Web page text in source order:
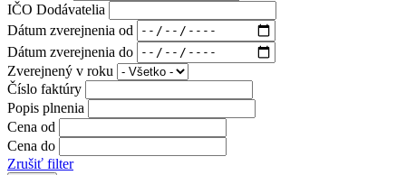
IČO Dodávatelia
Dátum zverejnenia od
Dátum zverejnenia do
Zverejnený v roku
Číslo faktúry
Popis plnenia
Cena od
Cena do
Zrušiť filter